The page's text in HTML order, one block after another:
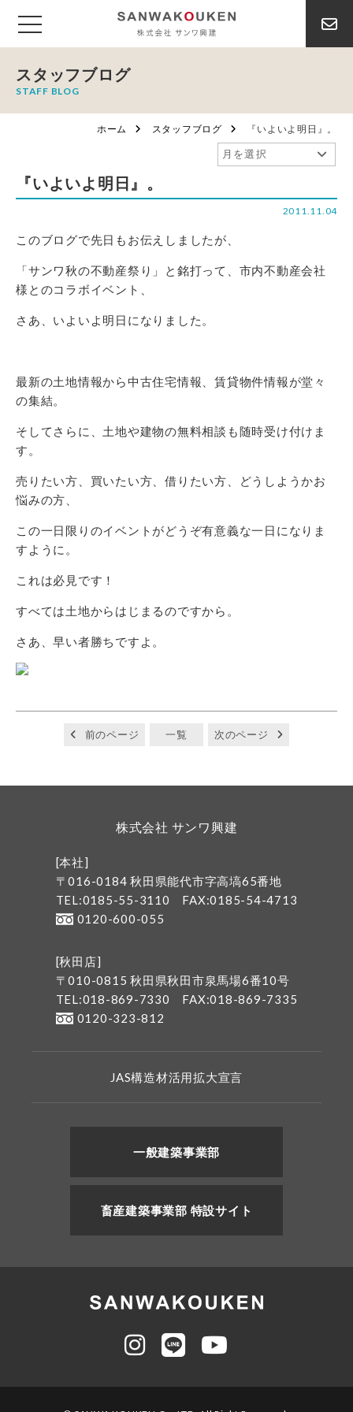
スタッフブログ
STAFF BLOG
ホーム スタッフブログ 『いよいよ明日』。
『いよいよ明日』。
2011.11.04
このブログで先日もお伝えしましたが、
「サンワ秋の不動産祭り」と銘打って、市内不動産会社
様とのコラボイベント、
さあ、いよいよ明日になりました。
最新の土地情報から中古住宅情報、賃貸物件情報が堂々
の集結。
そしてさらに、土地や建物の無料相談も随時受け付けま
す。
売りたい方、買いたい方、借りたい方、どうしようかお
悩みの方、
この一日限りのイベントがどうぞ有意義な一日になりま
すように。
これは必見です！
すべては土地からはじまるのですから。
さあ、早い者勝ちですよ。
前のページ 一覧 次のページ
株式会社 サンワ興建
[本社]
〒016-0184 秋田県能代市字高塙65番地
TEL:0185-55-3110
FAX:0185-54-4713
0120-600-055
[秋田店]
〒010-0815 秋田県秋田市泉馬場6番10号
TEL:018-869-7330
FAX:018-869-7335
0120-323-812
JAS構造材活用拡大宣言
一般建築事業部
畜産建築事業部 特設サイト